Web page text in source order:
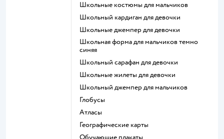
Школьные костюмы для мальчиков
Школьный кардиган для девочки
Школьные джемпер для девочки
Школьная форма для мальчиков темно
синяя
Школьный сарафан для девочки
Школьные жилеты для девочки
Школьный джемпер для мальчиков
Глобусы
Атласы
Географические карты